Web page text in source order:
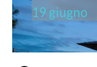
19 giugno